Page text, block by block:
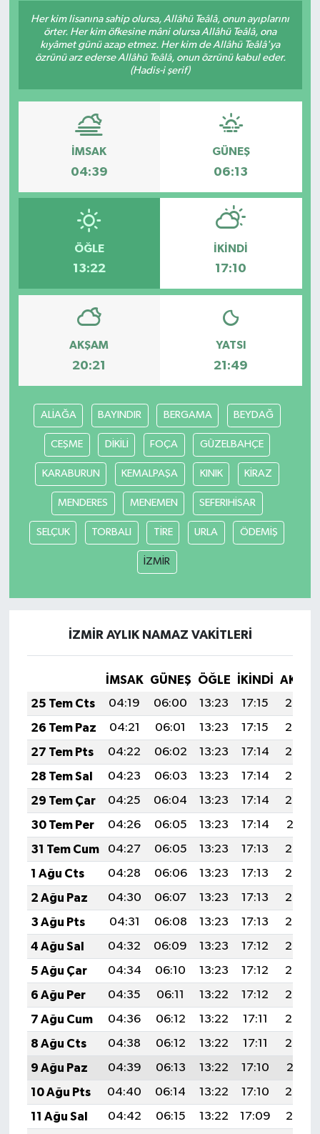
Her kim lisanına sahip olursa, Allâhü Teâlâ, onun ayıplarını
örter. Her kim öfkesine mâni olursa Allâhü Teâlâ, ona
kıyâmet günü azap etmez. Her kim de Allâhü Teâlâ'ya
özrünü arz ederse Allâhü Teâlâ, onun özrünü kabul eder.
(Hadis-i şerif)
İMSAK
04:39
GÜNEŞ
06:13
ÖĞLE
13:22
İKINDI
17:10
AKŞAM
20:21
YATSI
21:49
ALİAĞA BAYINDIR BERGAMA BEYDAĞ
CEŞME DİKİLİ FOÇA GÜZELBAHÇE
KARABURUN KEMALPAŞA KINIK KİRAZ
MENDERES MENEMEN SEFERIHİSAR
SELÇUK TORBALI TİRE URLA ÖDEMİŞ
İZMİR
İZMİR AYLIK NAMAZ VAKITLERI
İMSAK GÜNEŞ ÖĞLE İKINDI
25 Tem Cts
04:19 06:00 13:23 17:15
20:36
26 Tem Paz
04:21 06:01 13:23 17:15
20:35
27 Tem Pts
04:22 06:02 13:23 17:14
20:34
28 Tem Sal
04:23 06:03 13:23 17:14
20:33
29 Tem Çar
04:25 06:04 13:23 17:14
20:32
30 Tem Per
04:26 06:05 13:23 17:14
20:31
31 Tem Cum
04:27 06:05 13:23 17:13
20:30
1 Ağu Cts
04:28 06:06 13:23 17:13
20:29
2 Ağu Paz
04:30 06:07 13:23 17:13
20:28
3 Ağu Pts
04:31 06:08 13:23 17:13
20:27
4 Ağu Sal
04:32 06:09 13:23 17:12
20:26
5 Ağu Çar
04:34 06:10 13:23 17:12
20:25
6 Ağu Per
04:35 06:11 13:22 17:12
20:24
7 Ağu Cum
04:36 06:12 13:22 17:11
20:23
8 Ağu Cts
04:38 06:12 13:22 17:11
20:22
9 Ağu Paz
04:39 06:13 13:22 17:10
20:21
10 Ağu Pts
04:40 06:14 13:22 17:10
20:20
11 Ağu Sal
04:42 06:15 13:22 17:09
20:19
GÜNDEM
HABERDE İNSAN
MAGAZİN
MEDYA
ÖZEL HABER
POLİTİKA
SİYASET
TEKNOLOJİ
YAŞAM